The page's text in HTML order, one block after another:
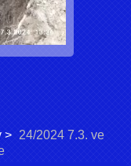
24/2024 7.3. ve